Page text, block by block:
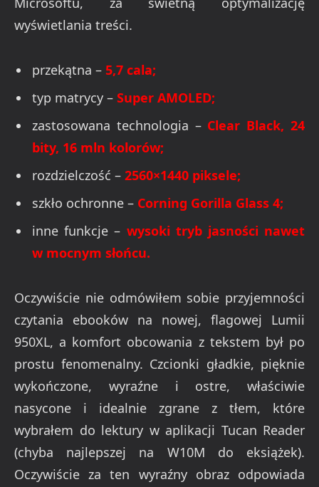
wyświetlania treści.
przekątna – 5,7 cala;
typ matrycy – Super AMOLED;
zastosowana technologia – Clear Black, 24
bity, 16 mln kolorów;
rozdzielczość – 2560×1440 piksele;
szkło ochronne – Corning Gorilla Glass 4;
inne funkcje – wysoki tryb jasności nawet
w mocnym słońcu.
Oczywiście nie odmówiłem sobie przyjemności
czytania ebooków na nowej, flagowej Lumii
950XL, a komfort obcowania z tekstem był po
prostu fenomenalny. Czcionki gładkie, pięknie
wykończone, wyraźne i ostre, właściwie
nasycone i idealnie zgrane z tłem, które
wybrałem do lektury w aplikacji Tucan Reader
(chyba najlepszej na W10M do eksiążek).
Oczywiście za ten wyraźny obraz odpowiada